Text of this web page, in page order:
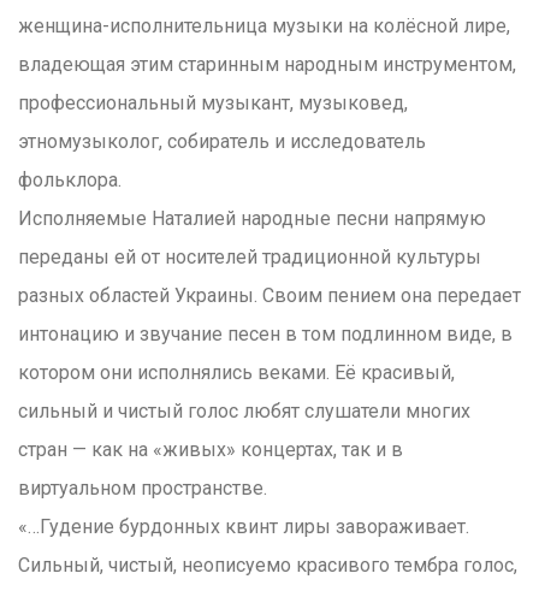
женщина-исполнительница музыки на колёсной лире,
владеющая этим старинным народным инструментом,
профессиональный музыкант, музыковед,
этномузыколог, собиратель и исследователь
фольклора.
Исполняемые Наталией народные песни напрямую
переданы ей от носителей традиционной культуры
разных областей Украины. Своим пением она передает
интонацию и звучание песен в том подлинном виде, в
котором они исполнялись веками. Её красивый,
сильный и чистый голос любят слушатели многих
стран — как на «живых» концертах, так и в
виртуальном пространстве.
«…Гудение бурдонных квинт лиры завораживает.
Сильный, чистый, неописуемо красивого тембра голос,